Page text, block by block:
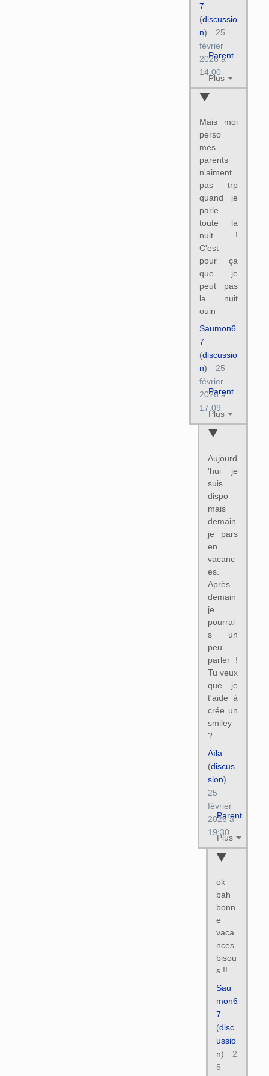
Parent
Plus
7
(discussio
n)
25
février
2026 à
14:00
Mais moi
perso
mes
parents
n'aiment
pas trp
quand je
parle
toute la
nuit !
C'est
pour ça
que je
peut pas
la nuit
ouin
Parent
Plus
Saumon6
7
(discussio
n)
25
février
2026 à
17:09
Aujourd
'hui je
suis
dispo
mais
demain
je pars
en
vacanc
es.
Après
demain
je
pourrai
s un
peu
parler !
Tu veux
que je
t'aide à
crée un
smiley
?
Parent
Plus
Aïla
(discus
sion)
25
février
2026 à
19:30
ok
bah
bonn
e
vaca
nces
bisou
s !!
Sau
mon6
7
(disc
ussio
n)
2
5